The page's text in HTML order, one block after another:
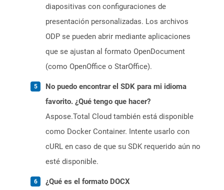
diapositivas con configuraciones de
presentación personalizadas. Los archivos
ODP se pueden abrir mediante aplicaciones
que se ajustan al formato OpenDocument
(como OpenOffice o StarOffice).
No puedo encontrar el SDK para mi idioma
favorito. ¿Qué tengo que hacer?
Aspose.Total Cloud también está disponible
como Docker Container. Intente usarlo con
cURL en caso de que su SDK requerido aún no
esté disponible.
¿Qué es el formato DOCX